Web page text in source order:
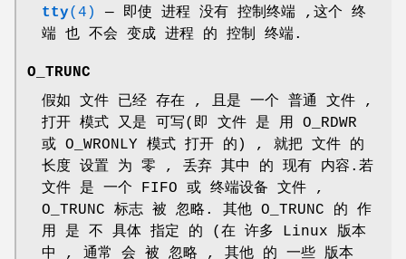
tty(4)
— 即使 进程 没有 控制终端 ,这个 终
端 也 不会 变成 进程 的 控制 终端.
O_TRUNC
假如 文件 已经 存在 , 且是 一个 普通 文件 ,
打开 模式 又是 可写(即 文件 是 用 O_RDWR
或 O_WRONLY 模式 打开 的) , 就把 文件 的
长度 设置 为 零 , 丢弃 其中 的 现有 内容.若
文件 是 一个 FIFO 或 终端设备 文件 ,
O_TRUNC 标志 被 忽略. 其他 O_TRUNC 的 作
用 是 不 具体 指定 的 (在 许多 Linux 版本
中 , 通常 会 被 忽略 , 其他 的 一些 版本